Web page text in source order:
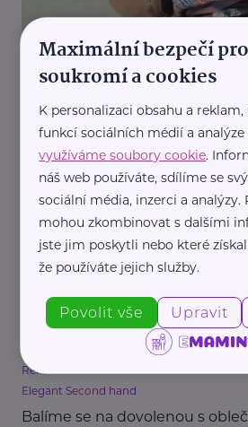
Reklama
Co si sbalit na dovolenou ze
balíčku z e-shopu
Bazar Ekologie, udržitelnost Cestování
Reklama
Elegant Second hand
Balíme se na dovolenou s
Maximální bezpečí
soukromí a cookies
K personalizaci obsahu a
funkcí sociálních médií a
využíváme soubory cookie.
náš web používáte, sdílíme se
sociální média, inzerci a
mohou zkombinovat s dalšími
jste jim poskytli nebo které
že používáte jejich služby.
Povolit vše Upravit